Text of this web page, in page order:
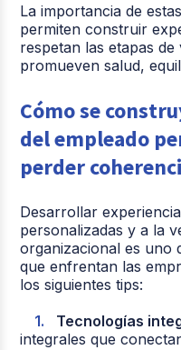
La importancia de
permiten construir
respetan las etapas
promueven salud,
Cómo se
del empleado
perder
Desarrollar
personalizadas y a la
organizacional es uno
que enfrentan las
los siguientes tips:
Tecnologías
integrales que